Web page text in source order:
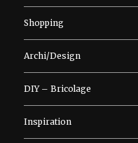
Shopping
Archi/Design
DIY – Bricolage
Inspiration